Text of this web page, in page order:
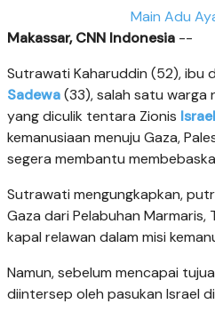
Main Adu
Makassar, CNN Indonesia --
Sutrawati Kaharuddin (52), ibu
Sadewa(33), salah satu warga
yang diculik tentara Zionis Israel
kemanusiaan menuju Gaza,
segera membantu
Sutrawati mengungkapkan,
Gaza dari Pelabuhan Marmaris,
kapal relawan dalam misi
Namun, sebelum mencapai
diintersep oleh pasukan Israel